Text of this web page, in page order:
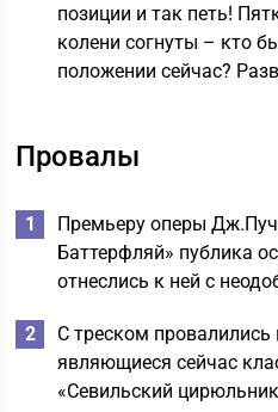
позиции и так петь!
колени согнуты – кто
положении сейчас?
Провалы
Премьеру оперы
Баттерфляй» публика
отнеслись к ней с
С треском провалились
являющиеся сейчас
«Севильский